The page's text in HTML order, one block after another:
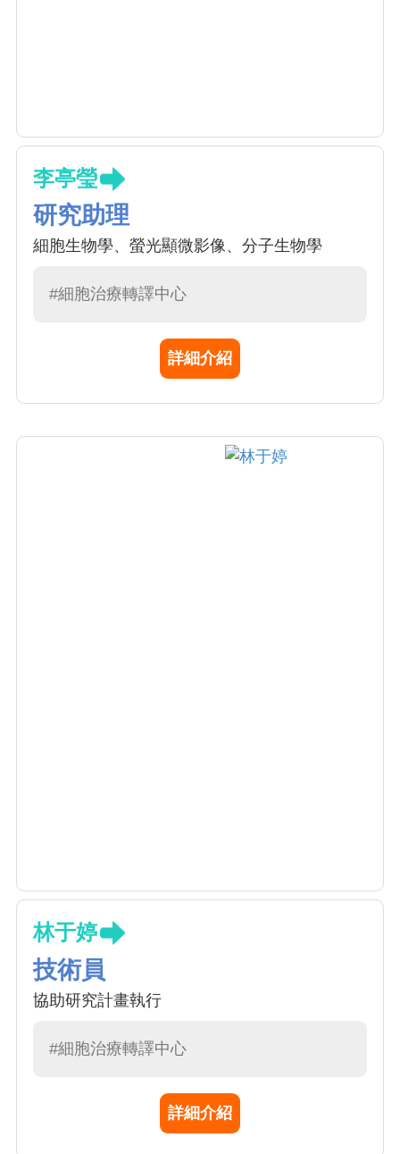
李亭瑩
研究助理
細胞生物學、螢光顯微影像、分子生物學
#細胞治療轉譯中心
詳細介紹
林于婷
技術員
協助研究計畫執行
#細胞治療轉譯中心
詳細介紹